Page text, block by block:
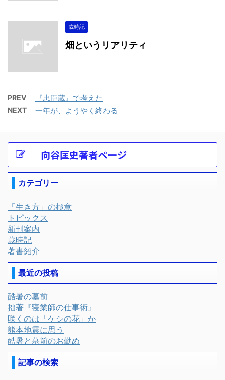
歳時記
畑というリアリティ
PREV 『忠臣蔵』で考えた
NEXT 一年が、ようやく終わる
向谷匡史著者ページ
カテゴリー
「生き方」の極意
トピックス
新刊案内
歳時記
著書紹介
最近の投稿
酷暑の墓前
拙著『寝業師の仕事術』
咲くのは「ケシの花」か
熊本地震に思う
酷暑と墓前のお勤め
記事の検索